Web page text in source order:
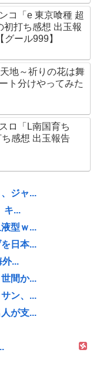
コ「e 東京喰種 超
初打ち感想 出玉報
ール999】
地～祈りの花は舞
ト分けやってみた
ロ「L南国育ち
感想 出玉報告
ジャ...
キ...
型ｗ...
日本...
...
間か...
ン、...
が支...